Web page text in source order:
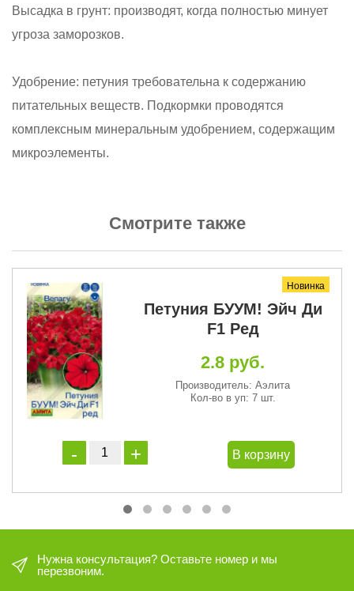
Высадка в грунт: производят, когда полностью минует
угроза заморозков.
Удобрение: петуния требовательна к содержанию
питательных веществ. Подкормки проводятся
комплексным минеральным удобрением, содержащим
микроэлементы.
Смотрите также
Новинка
Петуния БУУМ! Эйч Ди
F1 Ред
2.8 руб.
Производитель: Аэлита
Кол-во в уп: 7 шт.
В корзину
Нужна консультация? Оставьте номер и мы
перезвоним.